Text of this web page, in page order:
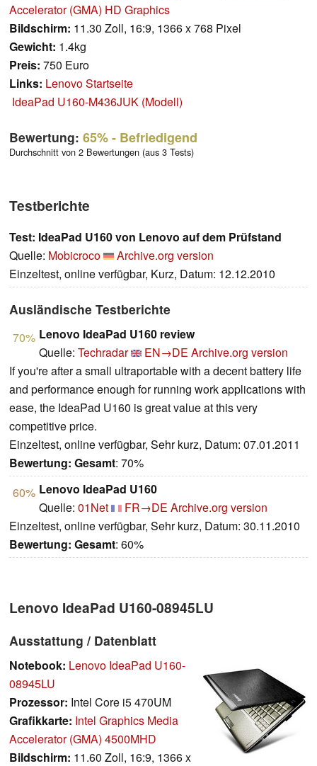
Accelerator (GMA) HD Graphics
Bildschirm: 11.30 Zoll, 16:9, 1366 x 768 Pixel
Gewicht: 1.4kg
Preis: 750 Euro
Links: Lenovo Startseite
IdeaPad U160-M436JUK (Modell)
Bewertung: 65%- Befriedigend
Durchschnitt von 2 Bewertungen (aus 3 Tests)
Testberichte
Test: IdeaPad U160 von Lenovo auf dem Prüfstand
Quelle: Mobicroco
Archive.org version
Einzeltest, online verfügbar, Kurz, Datum: 12.12.2010
Ausländische Testberichte
70% Lenovo IdeaPad U160 review
Quelle: Techradar EN→DE Archive.org version
If you're after a small ultraportable with a decent battery life
and performance enough for running work applications with
ease, the IdeaPad U160 is great value at this very
competitive price.
Einzeltest, online verfügbar, Sehr kurz, Datum: 07.01.2011
Bewertung: Gesamt: 70%
60% Lenovo IdeaPad U160
Quelle: 01Net FR→DE Archive.org version
Einzeltest, online verfügbar, Sehr kurz, Datum: 30.11.2010
Bewertung: Gesamt: 60%
Lenovo IdeaPad U160-08945LU
Ausstattung / Datenblatt
Notebook: Lenovo IdeaPad U160-
08945LU
Prozessor: Intel Core i5 470UM
Grafikkarte: Intel Graphics Media
Accelerator (GMA) 4500MHD
Bildschirm: 11.60 Zoll, 16:9, 1366 x